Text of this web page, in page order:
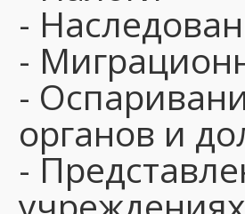
-
-
-
органов и
-